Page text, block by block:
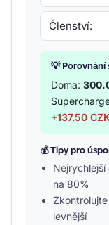
Členství:
💡 Porovnání
Doma:
+137.50
💰 Tipy pro
Nejrychlejší
na 80%
levnější